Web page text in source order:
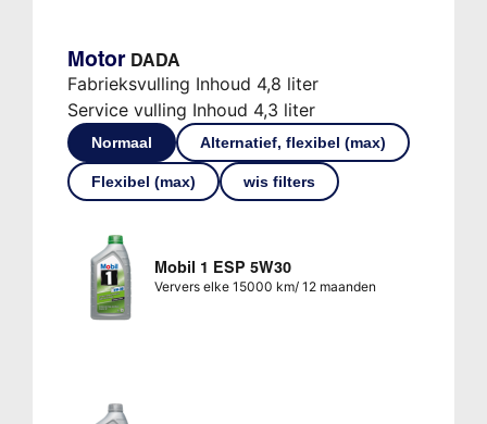
Motor DADA
Fabrieksvulling Inhoud 4,8 liter
Service vulling Inhoud 4,3 liter
Normaal Alternatief, flexibel (max)
Flexibel (max) wis filters
Mobil 1 ESP 5W30
Ververs elke 15000 km/ 12 maanden